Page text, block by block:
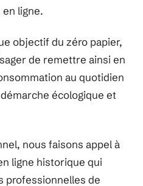
ligne.
objectif du zéro papier,
de remettre ainsi en
au quotidien
écologique et
nous faisons appel à
ligne historique qui
professionnelles de